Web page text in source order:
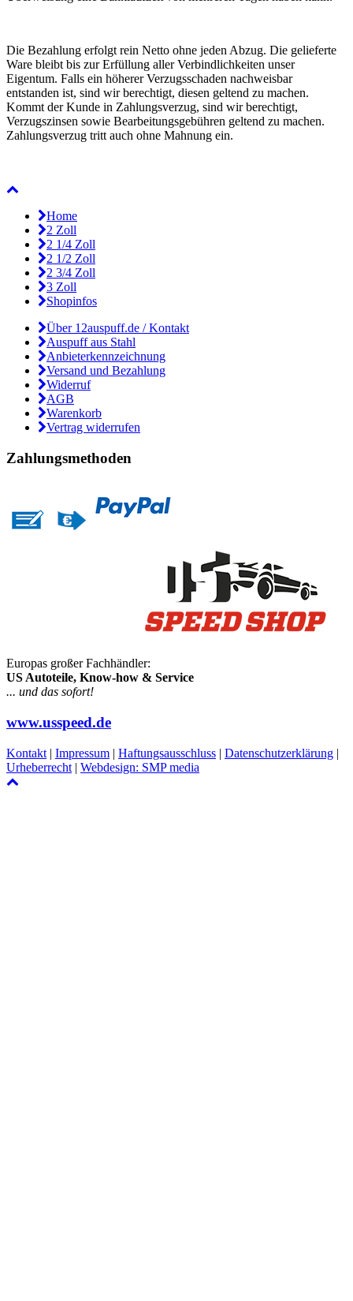
Die Bezahlung erfolgt rein Netto ohne jeden Abzug. Die gelieferte
Ware bleibt bis zur Erfüllung aller Verbindlichkeiten unser
Eigentum. Falls ein höherer Verzugsschaden nachweisbar
entstanden ist, sind wir berechtigt, diesen geltend zu machen.
Kommt der Kunde in Zahlungsverzug, sind wir berechtigt,
Verzugszinsen sowie Bearbeitungsgebühren geltend zu machen.
Zahlungsverzug tritt auch ohne Mahnung ein.
Home
2 Zoll
2 1/4 Zoll
2 1/2 Zoll
2 3/4 Zoll
3 Zoll
Shopinfos
Über 12auspuff.de / Kontakt
Auspuff aus Stahl
Anbieterkennzeichnung
Versand und Bezahlung
Widerruf
AGB
Warenkorb
Vertrag widerrufen
Zahlungsmethoden
Europas großer Fachhändler:
US Autoteile, Know-how & Service
... und das sofort!
www.usspeed.de
Kontakt | Impressum | Haftungsausschluss | Datenschutzerklärung |
Urheberrecht | Webdesign: SMP media